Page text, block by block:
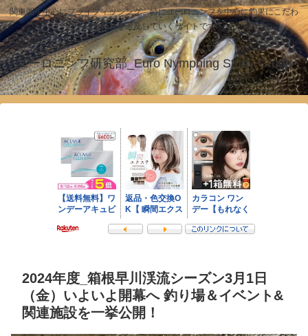
関東圏を中心にフライフィッシング、特にユーロニンフを中心に釣果にこだわ
った釣りを追及していくサイトです！
ユーロニンフ研究部_Euro Nymphing Study Group
2024年度_箱根早川渓流シーズン3月1日
（金）いよいよ開幕へ 釣り場＆イベント&
関連施設を一挙公開！